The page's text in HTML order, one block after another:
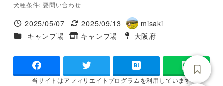
犬種条件: 要問い合わせ
投稿日
2025/05/07
更新日
2025/09/13
著
者
misaki
施設ジャンル
キャンプ場
タグ
キャンプ場
タグ
大阪府
- - -
当サイトはアフィリエイトプログラムを利用しています